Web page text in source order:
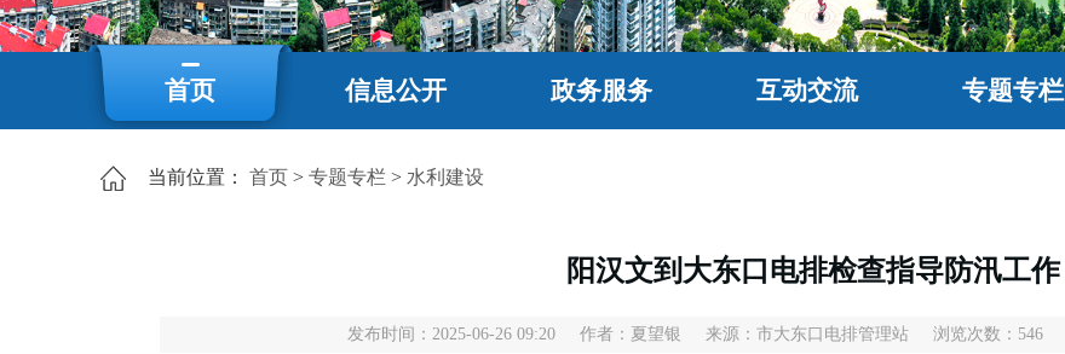
首页 信息公开 政务服务 互动交流 专题专栏
当前位置： 首页 > 专题专栏 > 水利建设
阳汉文到大东口电排检查指导防汛工作
发布时间：2025-06-26 09:20 作者：夏望银 来源：市大东口电排管理站 浏览次数： 546